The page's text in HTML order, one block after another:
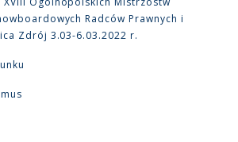
Radców Prawnych i
Zdrój 3.03-6.03.2022 r.